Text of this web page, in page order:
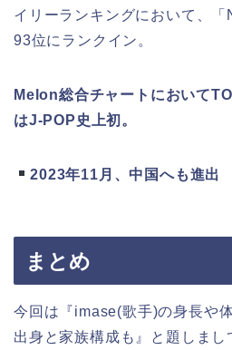
イリーランキングにおいて、
93位にランクイン。
Melon総合チャートにおいて
はJ-POP史上初。
2023年11月、中国へも進出
まとめ
今回は『imase(歌手)の身長や
出身と家族構成も』と題しまし